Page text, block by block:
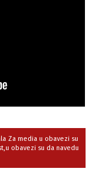
Za media u obavezi su
obavezi su da navedu